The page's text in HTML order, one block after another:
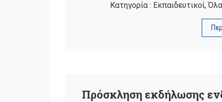
Κατηγορία : Εκπαιδευτικοί,
Πρόσκληση εκδήλωσης